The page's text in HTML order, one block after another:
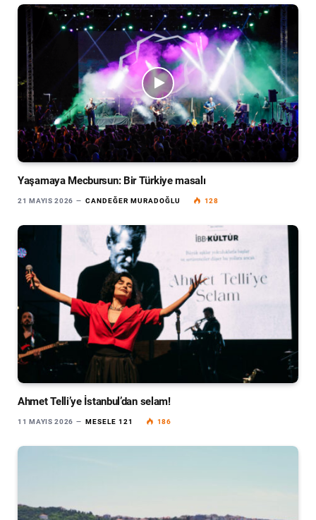
Yaşamaya Mecbursun: Bir Türkiye masalı
21 MAYIS 2026 CANDEĞER MURADOĞLU 128
Ahmet Telli’ye İstanbul’dan selam!
11 MAYIS 2026 MESELE 121 186